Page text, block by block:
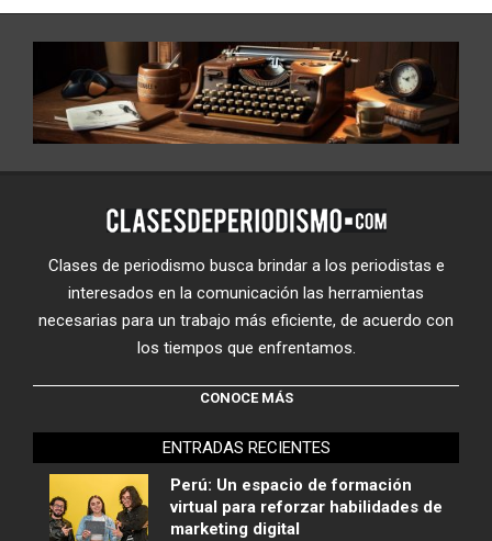
Clases de periodismo busca brindar a los periodistas e
interesados en la comunicación las herramientas
necesarias para un trabajo más eficiente, de acuerdo con
los tiempos que enfrentamos.
CONOCE MÁS
ENTRADAS RECIENTES
Perú: Un espacio de formación
virtual para reforzar habilidades de
marketing digital